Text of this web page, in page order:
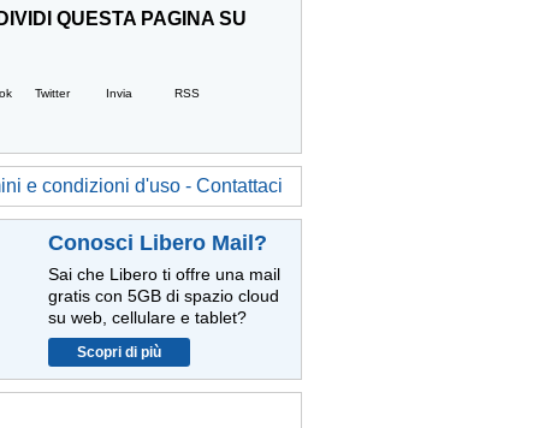
QUESTA PAGINA SU
Twitter Invia RSS
e condizioni d'uso - Contattaci
Conosci Libero Mail?
Sai che Libero ti offre una mail
gratis con 5GB di spazio cloud
su web, cellulare e tablet?
Scopri di più